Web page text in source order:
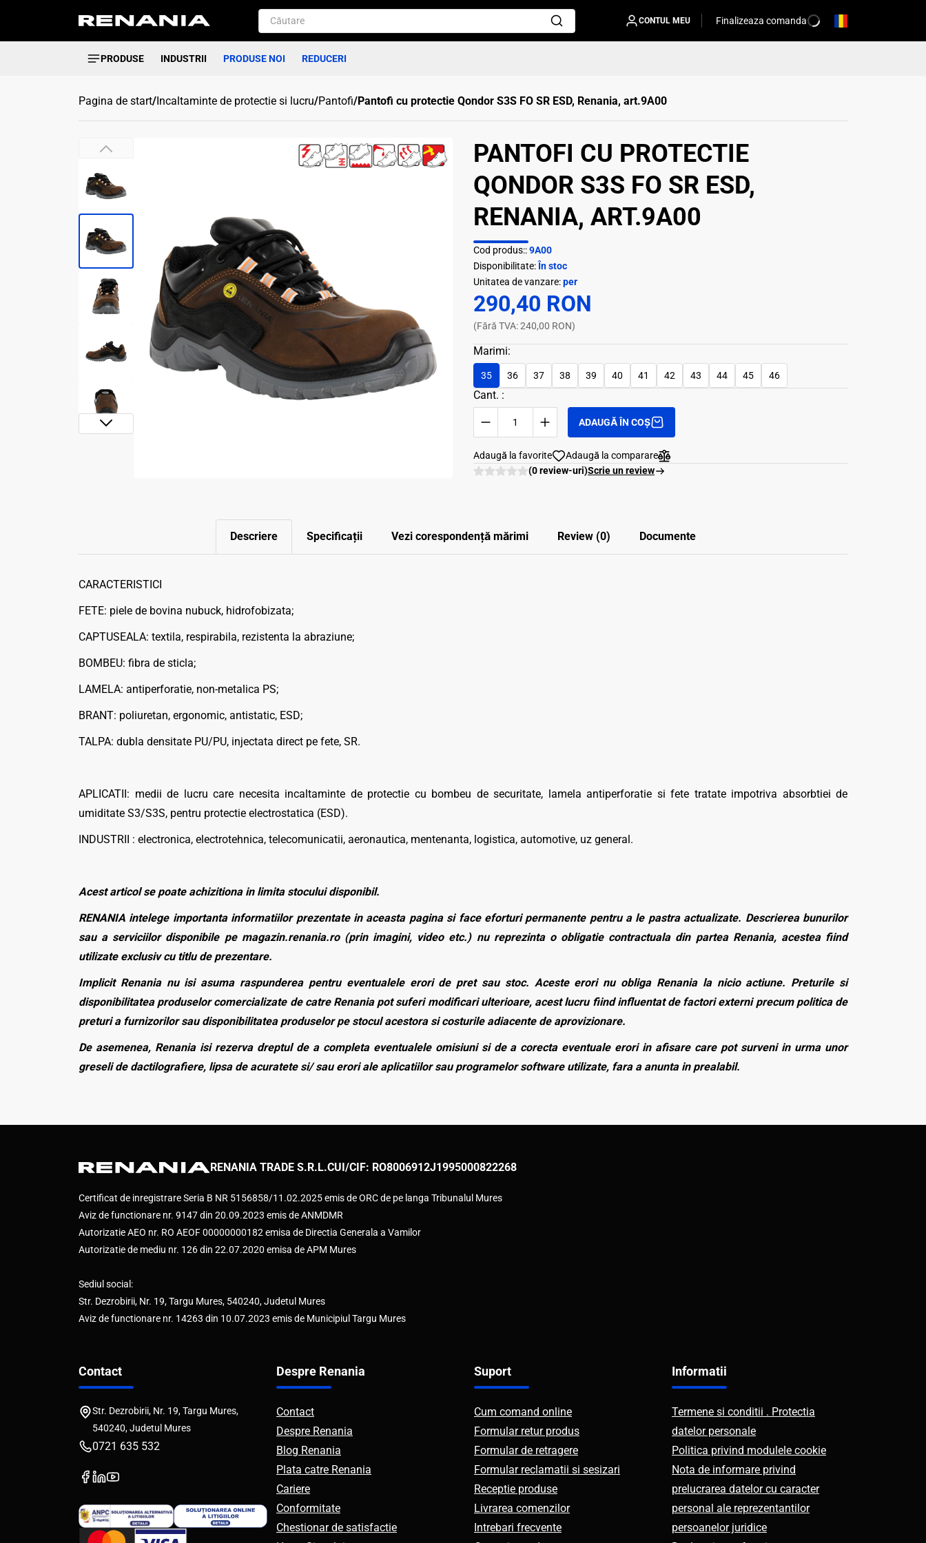
CONTUL MEU Finalizeaza comanda
PRODUSE INDUSTRII PRODUSE NOI REDUCERI
Pagina de start/Incaltaminte de protectie si lucru/Pantofi/Pantofi cu protectie Qondor S3S FO SR ESD, Renania, art.9A00
PANTOFI CU PROTECTIE
QONDOR S3S FO SR ESD,
RENANIA, ART.9A00
Cod produs::9A00
Disponibilitate: În stoc
Unitatea de vanzare:per
290,40 RON
(Fără TVA: 240,00 RON)
Marimi:
35 36 37 38 39 40 41 42 43 44 45 46
Cant. :
ADAUGĂ ÎN COȘ
Adaugă la favorite
Adaugă la comparare
(0 review-uri)Scrie un review
Descriere Specificații Vezi corespondenţă mărimi Review (0) Documente
CARACTERISTICI
FETE: piele de bovina nubuck, hidrofobizata;
CAPTUSEALA: textila, respirabila, rezistenta la abraziune;
BOMBEU: fibra de sticla;
LAMELA: antiperforatie, non-metalica PS;
BRANT: poliuretan, ergonomic, antistatic, ESD;
TALPA: dubla densitate PU/PU, injectata direct pe fete, SR.
APLICATII: medii de lucru care necesita incaltaminte de protectie cu bombeu de securitate, lamela antiperforatie si fete tratate impotriva absorbtiei de
umiditate S3/S3S, pentru protectie electrostatica (ESD).
INDUSTRII : electronica, electrotehnica, telecomunicatii, aeronautica, mentenanta, logistica, automotive, uz general.
Acest articol se poate achizitiona in limita stocului disponibil.
RENANIA intelege importanta informatiilor prezentate in aceasta pagina si face eforturi permanente pentru a le pastra actualizate. Descrierea bunurilor
sau a serviciilor disponibile pe magazin.renania.ro (prin imagini, video etc.) nu reprezinta o obligatie contractuala din partea Renania, acestea fiind
utilizate exclusiv cu titlu de prezentare.
Implicit Renania nu isi asuma raspunderea pentru eventualele erori de pret sau stoc. Aceste erori nu obliga Renania la nicio actiune. Preturile si
disponibilitatea produselor comercializate de catre Renania pot suferi modificari ulterioare, acest lucru fiind influentat de factori externi precum politica de
preturi a furnizorilor sau disponibilitatea produselor pe stocul acestora si costurile adiacente de aprovizionare.
De asemenea, Renania isi rezerva dreptul de a completa eventualele omisiuni si de a corecta eventuale erori in afisare care pot surveni in urma unor
greseli de dactilografiere, lipsa de acuratete si/ sau erori ale aplicatiilor sau programelor software utilizate, fara a anunta in prealabil.
RENANIA TRADE S.R.L.CUI/CIF: RO8006912J1995000822268
Certificat de inregistrare Seria B NR 5156858/11.02.2025 emis de ORC de pe langa Tribunalul Mures
Aviz de functionare nr. 9147 din 20.09.2023 emis de ANMDMR
Autorizatie AEO nr. RO AEOF 00000000182 emisa de Directia Generala a Vamilor
Autorizatie de mediu nr. 126 din 22.07.2020 emisa de APM Mures
Sediul social:
Str. Dezrobirii, Nr. 19, Targu Mures, 540240, Judetul Mures
Aviz de functionare nr. 14263 din 10.07.2023 emis de Municipiul Targu Mures
Contact
Str. Dezrobirii, Nr. 19, Targu Mures,
540240, Judetul Mures
0721 635 532
Despre Renania
Contact
Despre Renania
Blog Renania
Plata catre Renania
Cariere
Conformitate
Chestionar de satisfactie
Suport
Cum comand online
Formular retur produs
Formular de retragere
Formular reclamatii si sesizari
Receptie produse
Livrarea comenzilor
Intrebari frecvente
Informatii
Termene si conditii . Protectia
datelor personale
Politica privind modulele cookie
Nota de informare privind
prelucrarea datelor cu caracter
personal ale reprezentantilor
persoanelor juridice